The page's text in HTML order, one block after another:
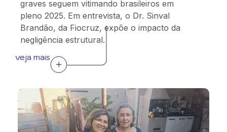
graves seguem vitimando brasileiros em
pleno 2025. Em entrevista, o Dr. Sinval
Brandão, da Fiocruz, expõe o impacto da
negligência estrutural.
veja mais